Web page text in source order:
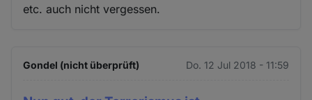
etc. auch nicht vergessen.
Gondel (nicht überprüft) Do. 12 Jul 2018 - 11:59